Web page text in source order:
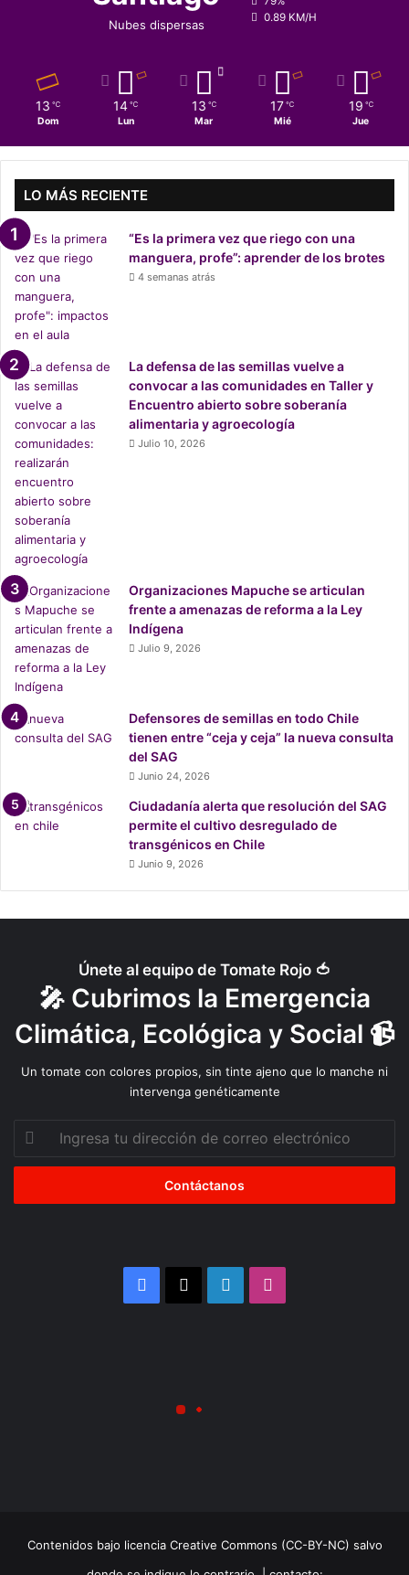
Nubes dispersas
0.89 KM/H
13 ℃
Dom
14 ℃
Lun
13 ℃
Mar
17 ℃
Mié
19 ℃
Jue
LO MÁS RECIENTE
“Es la primera vez que riego con una
manguera, profe”: aprender de los brotes
4 semanas atrás
La defensa de las semillas vuelve a
convocar a las comunidades en Taller y
Encuentro abierto sobre soberanía
alimentaria y agroecología
Julio 10, 2026
Organizaciones Mapuche se articulan
frente a amenazas de reforma a la Ley
Indígena
Julio 9, 2026
Defensores de semillas en todo Chile
tienen entre “ceja y ceja” la nueva consulta
del SAG
Junio 24, 2026
Ciudadanía alerta que resolución del SAG
permite el cultivo desregulado de
transgénicos en Chile
Junio 9, 2026
Únete al equipo de Tomate Rojo 🍅
🎤 Cubrimos la Emergencia
Climática, Ecológica y Social 📹
Un tomate con colores propios, sin tinte ajeno que lo manche ni
intervenga genéticamente
Ingresa
dirección
correo
Facebook LinkedIn
Contenidos bajo licencia Creative Commons (CC-BY-NC) salvo